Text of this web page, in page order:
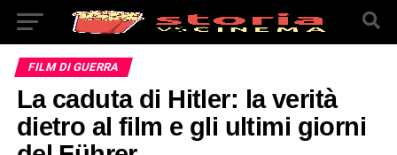
FILM DI GUERRA
La caduta di Hitler: la verità
dietro al film e gli ultimi giorni